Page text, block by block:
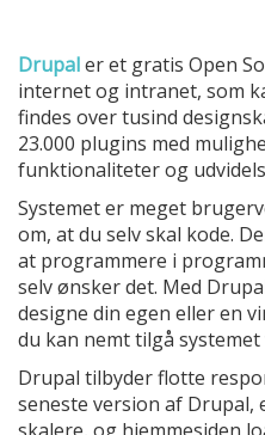
Drupaler et gratis Open
internet og intranet, som
findes over tusind
23.000 plugins med
funktionaliteter og
Systemet er meget
om, at du selv skal kode.
at programmere i
selv ønsker det. Med
designe din egen eller en
du kan nemt tilgå
Drupal tilbyder flotte
seneste version af Drupal,